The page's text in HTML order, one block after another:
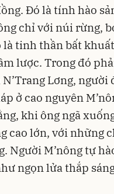
Đó là tính hào
chỉ với núi rừng,
là tinh thần bất
lược. Trong đó
Lơng, người
ở cao nguyên
khi ông ngã
cao lớn, với những
Người M’nông tự
ngọn lửa thắp